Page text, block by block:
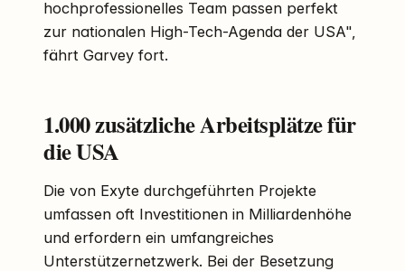
hochprofessionelles Team passen perfekt
zur nationalen High-Tech-Agenda der USA",
fährt Garvey fort.
1.000 zusätzliche Arbeitsplätze für
die USA
Die von Exyte durchgeführten Projekte
umfassen oft Investitionen in Milliardenhöhe
und erfordern ein umfangreiches
Unterstützernetzwerk. Bei der Besetzung